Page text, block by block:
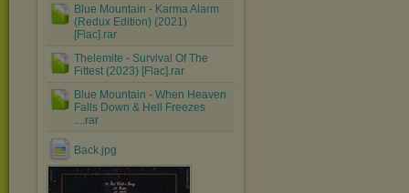
Blue Mountain - Karma Alarm
(Redux Edition) (2021)
[Flac].rar
Thelemite - Survival Of The
Fittest (2023) [Flac].rar
Blue Mountain - When Heaven
Falls Down & Hell Freezes
....rar
Back.jpg